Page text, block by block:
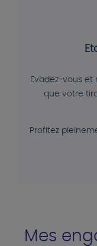
Evadez-vous
que votre
Profitez
Mes